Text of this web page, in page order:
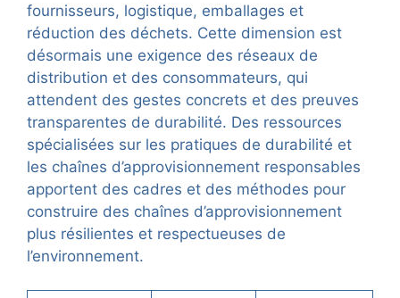
fournisseurs, logistique, emballages et
réduction des déchets. Cette dimension est
désormais une exigence des réseaux de
distribution et des consommateurs, qui
attendent des gestes concrets et des preuves
transparentes de durabilité. Des ressources
spécialisées sur les pratiques de durabilité et
les chaînes d’approvisionnement responsables
apportent des cadres et des méthodes pour
construire des chaînes d’approvisionnement
plus résilientes et respectueuses de
l’environnement.